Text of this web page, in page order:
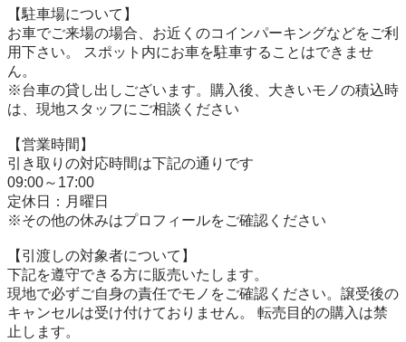
【駐⾞場について】
お車でご来場の場合、お近くのコインパーキングなどをご利
用下さい。 スポット内にお車を駐車することはできませ
ん。
※台⾞の貸し出しございます。購入後、大きいモノの積込時
は、現地スタッフにご相談ください
【営業時間】
引き取りの対応時間は下記の通りです
09:00～17:00
定休日：月曜日
※その他の休みはプロフィールをご確認ください
【引渡しの対象者について】
下記を遵守できる⽅に販売いたします。
現地で必ずご⾃⾝の責任でモノをご確認ください。譲受後の
キャンセルは受け付けておりません。 転売⽬的の購⼊は禁
⽌します。